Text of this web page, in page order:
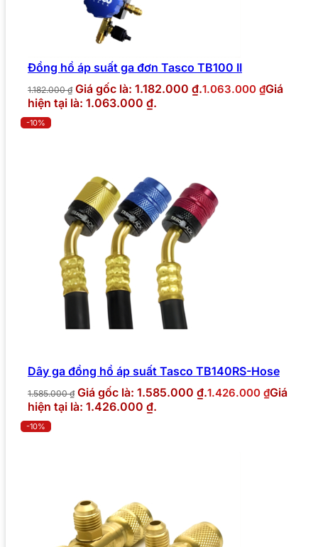
Đồng hồ áp suất ga đơn Tasco TB100 II
1.182.000₫ Giá gốc là: 1.182.000 ₫.1.063.000 ₫Giá
hiện tại là: 1.063.000 ₫.
-10%
Dây ga đồng hồ áp suất Tasco TB140RS-Hose
1.585.000₫ Giá gốc là: 1.585.000 ₫.1.426.000 ₫Giá
hiện tại là: 1.426.000 ₫.
-10%